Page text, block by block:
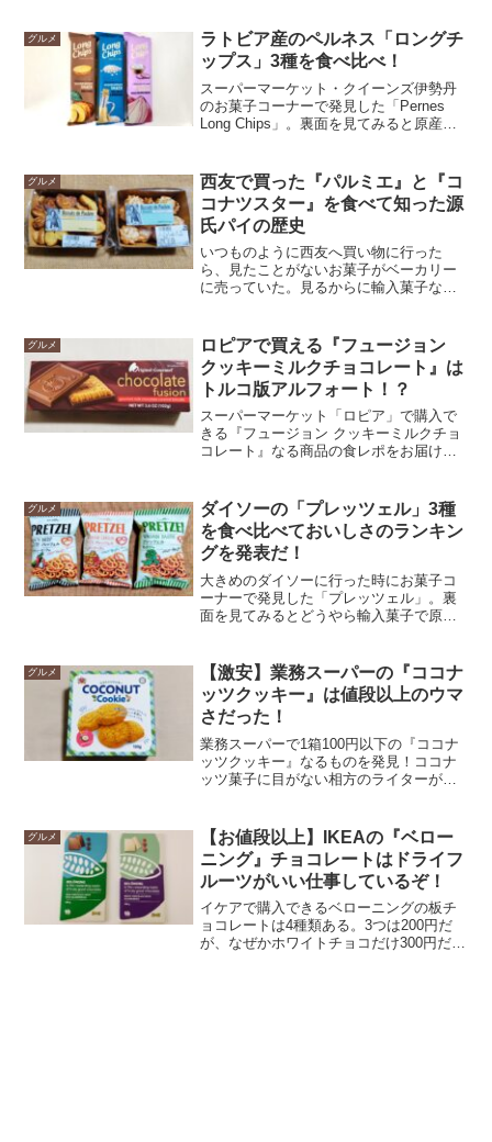
グルメ
ラトビア産のペルネス「ロングチ
ップス」3種を食べ比べ！
スーパーマーケット・クイーンズ伊勢丹
のお菓子コーナーで発見した「Pernes
Long Chips」。裏面を見てみると原産国
クリーム＆オニオン」と全部で3種類あっ
たので、買って食べ比べだ！3種類の中で
どれが一番美味しいのか、ランキング発
表するぞ。なんと全部で13種類の味があ
るようだ！
グルメ
西友で買った『パルミエ』と『コ
コナツスター』を食べて知った源
氏パイの歴史
いつものように西友へ買い物に行った
ら、見たことがないお菓子がベーカリー
に売っていた。見るからに輸入菓子なパ
見たことがあるような形で味の想像がつ
くが、『ココナツスター』はまったく味
の想像がつかない。取りあえず『パルミ
エ』だけ購入しようとしたら、ココナッ
ツ好きのライターが問答無用で『ココナ
ツスター』も買っていた。と、いうわけ
で、結果的に2つの商品の食レポをするこ
とに。そこには『源氏パイ』の歴史があ
グルメ
ロピアで買える『フュージョン
クッキーミルクチョコレート』は
トルコ版アルフォート！？
スーパーマーケット「ロピア」で購入で
きる『フュージョン クッキーミルクチョ
コレート』なる商品の食レポをお届けす
入りのお菓子である。表の箱には英語の
表記のみで、図柄といいどこかで見たこ
とがあるようなチョコビスケットの写真
がある。これは美味しそうな予感がす
る。裏をみると原産国はトルコだ。トル
コのお菓子ってどんなお菓子だ？異国情
緒漂う素敵な菓子に違いない。それにな
んといっても1箱￥99という激安さがい
考えずに食べていたが、今回食レポをし
てみたら新たな発見があった。
グルメ
ダイソーの「プレッツェル」3種
を食べ比べておいしさのランキン
グを発表だ！
大きめのダイソーに行った時にお菓子コ
ーナーで発見した「プレッツェル」。裏
面を見てみるとどうやら輸入菓子で原産
全部で3種類の味がある。それならば全種
買って食べ比べだ！3種類の中でどれが一
番美味しいのか、ランキング発表する
ぞ。
グルメ
【激安】業務スーパーの『ココナ
ッツクッキー』は値段以上のウマ
さだった！
業務スーパーで1箱100円以下の『ココナ
ッツクッキー』なるものを発見！ココナ
ッツ菓子に目がない相方のライターが、
見たところマレーシアだった。やはり暖
かい国が原産国だ。
グルメ
【お値段以上】IKEAの『ベロー
ニング』チョコレートはドライフ
ルーツがいい仕事しているぞ！
イケアで購入できるベローニングの板チ
ョコレートは4種類ある。3つは200円だ
が、なぜかホワイトチョコだけ300円だ。